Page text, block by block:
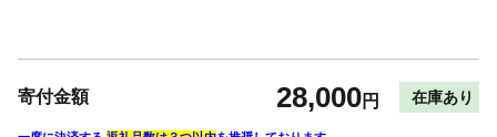
寄付金額 28,000円 在庫あり